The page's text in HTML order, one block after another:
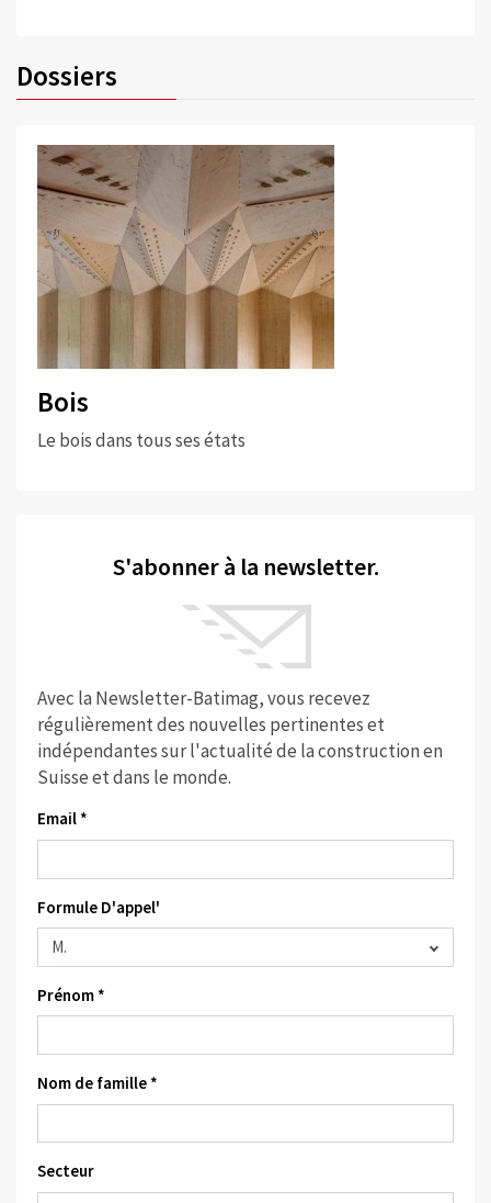
Dossiers
Bois
Le bois dans tous ses états
S'abonner à la newsletter.
Avec la Newsletter-Batimag, vous recevez
régulièrement des nouvelles pertinentes et
indépendantes sur l'actualité de la construction en
Suisse et dans le monde.
Email *
Formule D'appel'
Prénom *
Nom de famille *
Secteur